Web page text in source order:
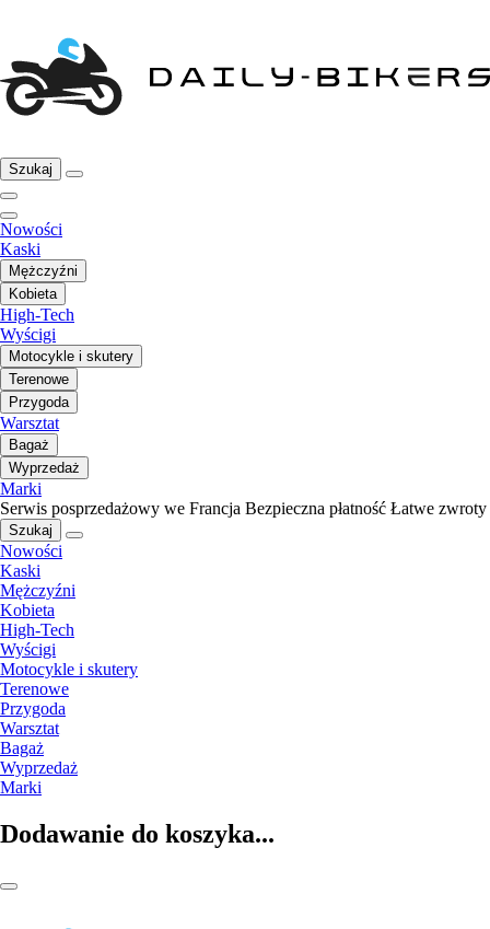
Szukaj
Nowości
Kaski
Mężczyźni
Kobieta
High-Tech
Wyścigi
Motocykle i skutery
Terenowe
Przygoda
Warsztat
Bagaż
Wyprzedaż
Marki
Serwis posprzedażowy we Francja Bezpieczna płatność Łatwe zwroty
Szukaj
Nowości
Kaski
Mężczyźni
Kobieta
High-Tech
Wyścigi
Motocykle i skutery
Terenowe
Przygoda
Warsztat
Bagaż
Wyprzedaż
Marki
Dodawanie do koszyka...